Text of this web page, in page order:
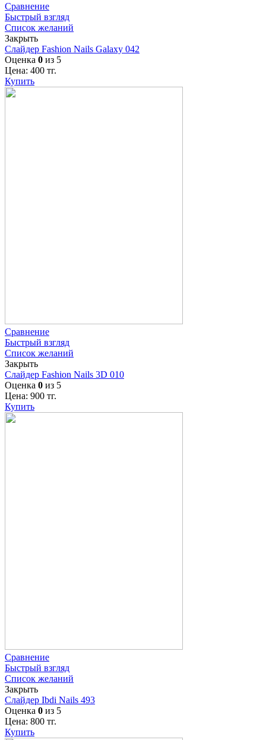
Сравнение
Быстрый взгляд
Список желаний
Закрыть
Слайдер Fashion Nails Galaxy 042
Оценка 0 из 5
Цена: 400 тг.
Купить
Сравнение
Быстрый взгляд
Список желаний
Закрыть
Слайдер Fashion Nails 3D 010
Оценка 0 из 5
Цена: 900 тг.
Купить
Сравнение
Быстрый взгляд
Список желаний
Закрыть
Слайдер Ibdi Nails 493
Оценка 0 из 5
Цена: 800 тг.
Купить